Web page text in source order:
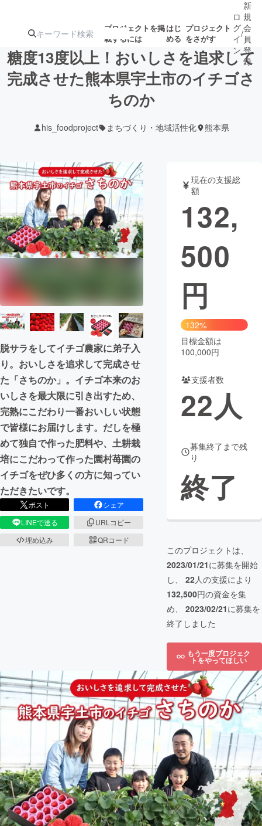
プロジェクトを掲
載するには
はじ
める
プロジェクト
をさがす
注目の新着プロ募集終了が近いプ
テクノロジー・ガジェット
映像・映画 書籍・雑誌
ビジネス・起業 チャレンジ
CAMPFIRE for Social Good CAMPFIRE Creation
CAMPFIREふるさと納税machi-ya コミュニティ
ロ
グ
イ
ン
/
新
規
会
員
登
録
糖度13度以上！おいしさを追求して
完成させた熊本県宇土市のイチゴさ
ちのか
his_foodproject まちづくり・地域活性化 熊本県
脱サラをしてイチゴ農家に弟子入
り。おいしさを追求して完成させ
た「さちのか」。イチゴ本来のお
いしさを最大限に引き出すため、
完熟にこだわり一番おいしい状態
で皆様にお届けします。だしを極
めて独自で作った肥料や、土耕栽
培にこだわって作った園村苺園の
イチゴをぜひ多くの方に知ってい
ただきたいです。
ポスト
シェア
LINEで送る
URLコピー
埋め込み
QRコード
現在の支援総
額
132,
500
円
132%
目標金額は
100,000円
支援者数
22人
募集終了まで残
り
終了
このプロジェクトは、
2023/01/21に募集を開始
し、 22人の支援により
132,500円の資金を集
め、 2023/02/21に募集を
終了しました
もう一度プロジェク
トをやってほしい